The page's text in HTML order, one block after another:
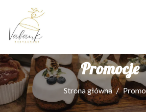
Promocje
Strona główna